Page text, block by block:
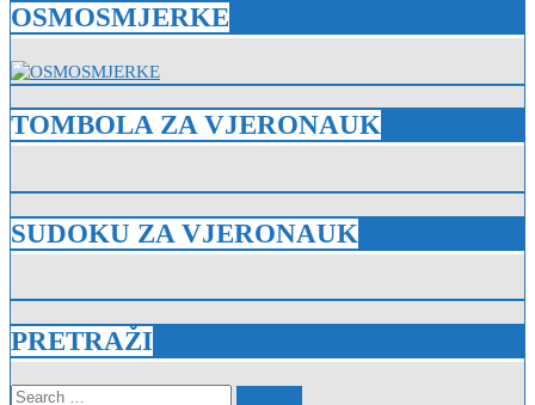
OSMOSMJERKE
TOMBOLA ZA VJERONAUK
SUDOKU ZA VJERONAUK
PRETRAŽI
Search